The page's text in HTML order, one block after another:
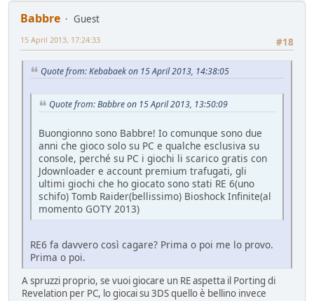
Babbre
Guest
#18
15 April 2013, 17:24:33
Quote from: Kebabaek on 15 April 2013, 14:38:05
Quote from: Babbre on 15 April 2013, 13:50:09
Buongionno sono Babbre! Io comunque sono due
anni che gioco solo su PC e qualche esclusiva su
console, perché su PC i giochi li scarico gratis con
Jdownloader e account premium trafugati, gli
ultimi giochi che ho giocato sono stati RE 6(uno
schifo) Tomb Raider(bellissimo) Bioshock Infinite(al
momento GOTY 2013)
RE6 fa davvero così cagare? Prima o poi me lo provo.
Prima o poi.
A spruzzi proprio, se vuoi giocare un RE aspetta il Porting di
Revelation per PC, lo giocai su 3DS quello è bellino invece